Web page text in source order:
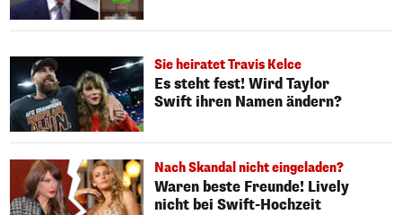
Sie heiratet Travis Kelce
Es steht fest! Wird Taylor
Swift ihren Namen ändern?
Nach Skandal nicht eingeladen?
Waren beste Freunde! Lively
nicht bei Swift-Hochzeit